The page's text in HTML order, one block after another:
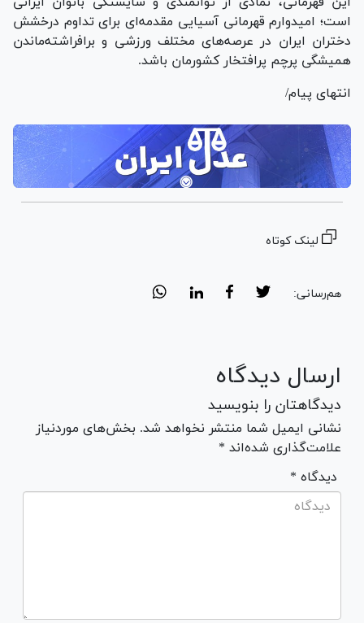
است؛ امیدوارم قهرمانی آسیایی مقدمه‌ای برای تداوم درخشش
دختران ایران در عرصه‌های مختلف ورزشی و برافراشته‌ماندن
همیشگی پرچم پرافتخار کشورمان باشد.
انتهای پیام/
لینک کوتاه
هم‌رسانی:
ارسال دیدگاه
دیدگاهتان را بنویسید
نشانی ایمیل شما منتشر نخواهد شد. بخش‌های موردنیاز
علامت‌گذاری شده‌اند *
* دیدگاه